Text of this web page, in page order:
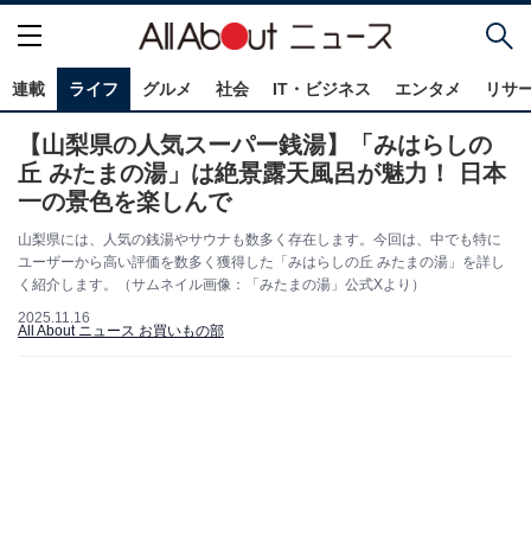
連載 ライフ グルメ 社会 IT・ビジネス エンタメ リサ
【山梨県の人気スーパー銭湯】「みはらしの
丘 みたまの湯」は絶景露天風呂が魅力！ 日本
一の景色を楽しんで
山梨県には、人気の銭湯やサウナも数多く存在します。今回は、中でも特に
ユーザーから高い評価を数多く獲得した「みはらしの丘 みたまの湯」を詳し
く紹介します。（サムネイル画像：「みたまの湯」公式Xより）
2025.11.16
All About ニュース お買いもの部